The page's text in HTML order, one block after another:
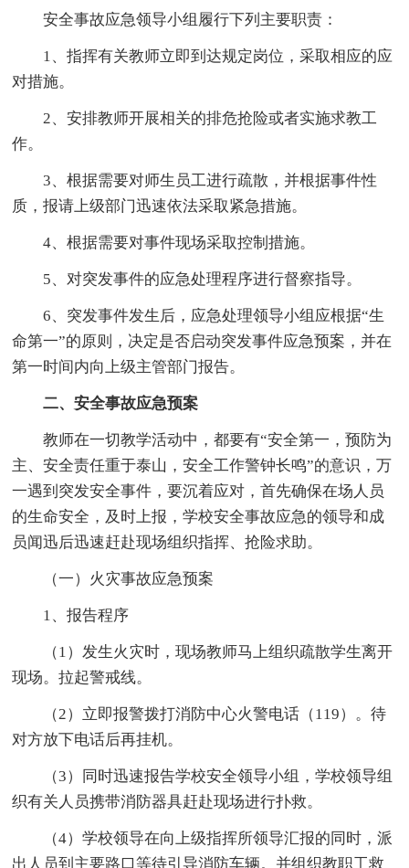
安全事故应急领导小组履行下列主要职责：
1、指挥有关教师立即到达规定岗位，采取相应的应
对措施。
2、安排教师开展相关的排危抢险或者实施求教工
作。
3、根据需要对师生员工进行疏散，并根据事件性
质，报请上级部门迅速依法采取紧急措施。
4、根据需要对事件现场采取控制措施。
5、对突发事件的应急处理程序进行督察指导。
6、 突发事件发生后，应急处理领导小组应根据“生
命第一”的原则，决定是否启动突发事件应急预案，并在
第一时间内向上级主管部门报告。
二、安全事故应急预案
教师在一切教学活动中，都要有“安全第一，预防为
主、安全责任重于泰山，安全工作警钟长鸣”的意识，万
一遇到突发安全事件，要沉着应对，首先确保在场人员
的生命安全，及时上报，学校安全事故应急的领导和成
员闻迅后迅速赶赴现场组织指挥、抢险求助。
（一）火灾事故应急预案
1、报告程序
（1）发生火灾时，现场教师马上组织疏散学生离开
现场。拉起警戒线。
（2）立即报警拨打消防中心火警电话（119）。待
对方放下电话后再挂机。
（3）同时迅速报告学校安全领导小组，学校领导组
织有关人员携带消防器具赶赴现场进行扑救。
（4）学校领导在向上级指挥所领导汇报的同时，派
出人员到主要路口等待引导消防车辆。并组织教职工救